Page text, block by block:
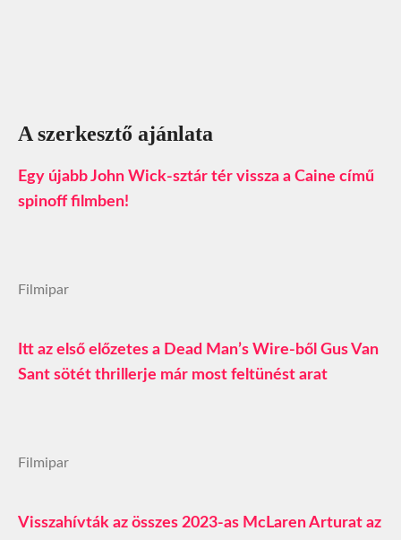
A szerkesztő ajánlata
Egy újabb John Wick-sztár tér vissza a Caine című
spinoff filmben!
Filmipar
Itt az első előzetes a Dead Man’s Wire-ből Gus Van
Sant sötét thrillerje már most feltünést arat
Filmipar
Visszahívták az összes 2023-as McLaren Arturat az